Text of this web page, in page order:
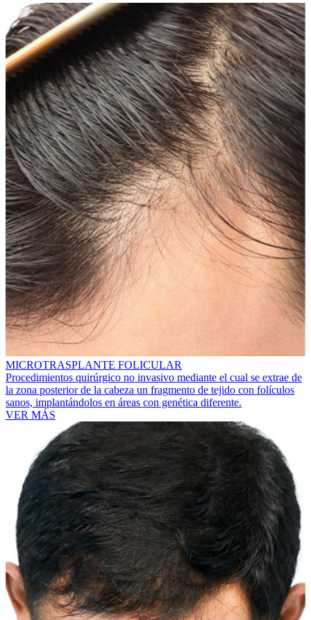
MICROTRASPLANTE FOLICULAR
Procedimientos quirúrgico no invasivo mediante el cual se extrae de
la zona posterior de la cabeza un fragmento de tejido con folículos
sanos, implantándolos en áreas con genética diferente.
VER MÁS